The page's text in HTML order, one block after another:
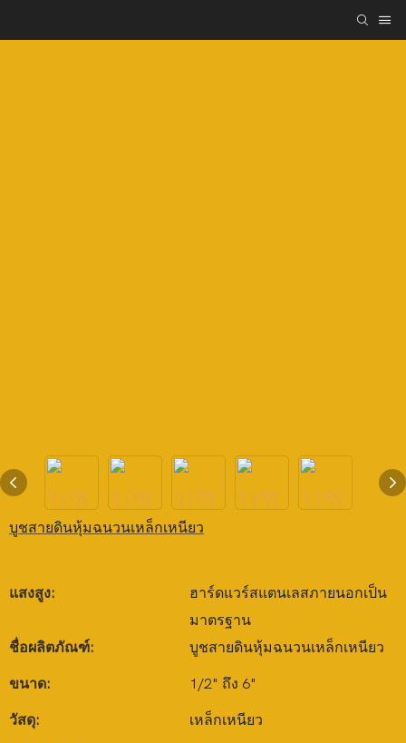
บูชสายดินหุ้มฉนวนเหล็กเหนียว
แสงสูง:
ฮาร์ดแวร์สแตนเลสภายนอกเป็น
มาตรฐาน
ชื่อผลิตภัณฑ์:
บูชสายดินหุ้มฉนวนเหล็กเหนียว
ขนาด: 1/2" ถึง 6"
วัสดุ: เหล็กเหนียว